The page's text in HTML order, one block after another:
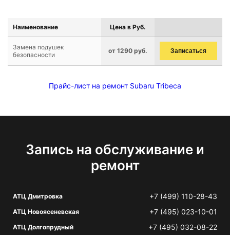
Наименование Цена в Руб.
Замена подушек
безопасности
от 1290 руб. Записаться
Прайс-лист на ремонт Subaru Tribeca
Запись на обслуживание и
ремонт
АТЦ Дмитровка +7 (499) 110-28-43
АТЦ Новоясеневская +7 (495) 023-10-01
АТЦ Долгопрудный +7 (495) 032-08-22